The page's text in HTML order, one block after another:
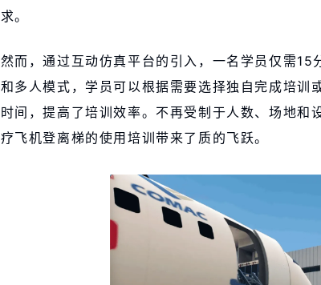
求。
然而，通过互动仿真平台的引入，一名学员仅需
和多人模式，学员可以根据需要选择独自完成培训
时间，提高了培训效率。不再受制于人数、场地和
疗飞机登离梯的使用培训带来了质的飞跃。